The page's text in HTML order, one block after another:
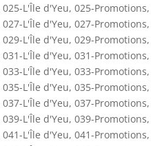
025-L'Île d'Yeu, 025-Promotions,
027-L'Île d'Yeu, 027-Promotions,
029-L'Île d'Yeu, 029-Promotions,
031-L'Île d'Yeu, 031-Promotions,
033-L'Île d'Yeu, 033-Promotions,
035-L'Île d'Yeu, 035-Promotions,
037-L'Île d'Yeu, 037-Promotions,
039-L'Île d'Yeu, 039-Promotions,
041-L'Île d'Yeu, 041-Promotions,